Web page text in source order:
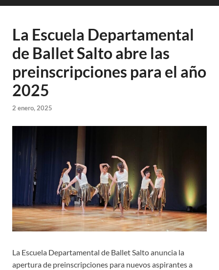
La Escuela Departamental
de Ballet Salto abre las
preinscripciones para el año
2025
2 enero, 2025
La Escuela Departamental de Ballet Salto anuncia la
apertura de preinscripciones para nuevos aspirantes a